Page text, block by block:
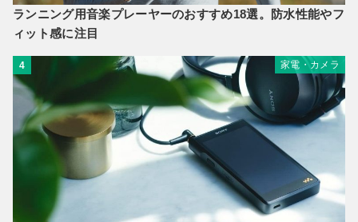
ランニング用音楽プレーヤーのおすすめ18選。防水性能やフ
ィット感に注目
4 家電・カメラ